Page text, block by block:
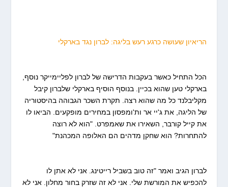
הריאיון שעושה כרגע רעש בליגה: לברון נגד בארקלי
הכל התחיל כאשר בעקבות הדרישה של לברון לפליימייקר נוסף,
בארקלי טען שהוא בכיין. בנוסף הוסיף בארקלי שלברון קיבל
מקליבלנד כל מה שהוא רצה. תקרת השכר הגבוהה בהיסטוריה
של הליגה, את ג'יי אר ות'ומפסון במחירים מופקעים. הביאו לו
את קייל קורבר, השאירו את שאמפרט. "הוא לא רוצה
להתחרות? הוא שחקן מדהים הם האלופה המכהנת"
לברון הגיב ואמר "זה טוב בשביל רייטינג. אני לא אתן לו
להכפיש את המורשת שלי. אני לא זה שזרק בחור מחלון. אני לא